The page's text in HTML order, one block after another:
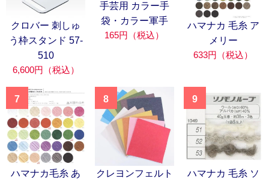
クロバー 刺しゅ
う枠スタンド 57-
510
6,600円（税込）
手芸用 カラー手
袋・カラー軍手
165円（税込）
ハマナカ 毛糸 ア
メリー
633円（税込）
7
ハマナカ毛糸 あ
8
クレヨンフェルト
9
ハマナカ 毛糸 ソ